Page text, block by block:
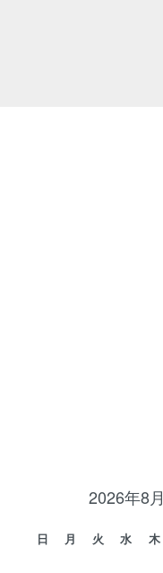
2026年8月
日 月 火 水 木